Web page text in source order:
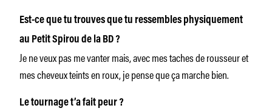
Est-ce que tu trouves que tu ressembles physiquement
au Petit Spirou de la BD ?
Je ne veux pas me vanter mais, avec mes taches de rousseur et
mes cheveux teints en roux, je pense que ça marche bien.
Le tournage t’a fait peur ?